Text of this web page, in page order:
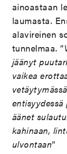
ainoastaan
laumasta.
alavireinen
tunnelmaa. ”
jäänyt
vaikea
äänet
kahinaan,
ulvontaan”